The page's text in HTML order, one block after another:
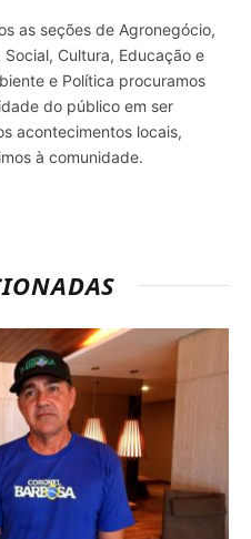
as seções de Agronegócio,
Cultura, Educação e
e Política procuramos
do público em ser
acontecimentos locais,
à comunidade.